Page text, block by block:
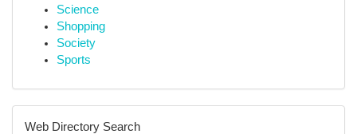
Science
Shopping
Society
Sports
Web Directory Search